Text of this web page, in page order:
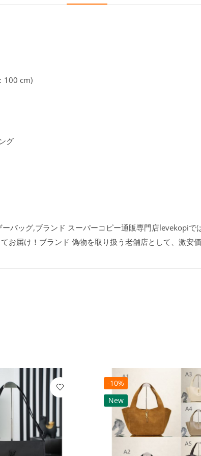
100 cm)
グ
バッグ,ブランド スーパーコピー通販専門店levekopiで
届け！ブランド 偽物を取り扱う老舗店として、激安価
-10%
New